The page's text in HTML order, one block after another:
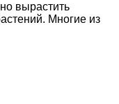
вырастить
Многие из